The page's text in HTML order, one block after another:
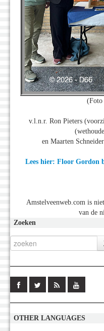
(Foto
v.l.n.r. Ron Pieters
en Maarten
Lees hier: Floor Gordon
Amstelveenweb.com is
van de
Zoeken
OTHER LANGUAGES